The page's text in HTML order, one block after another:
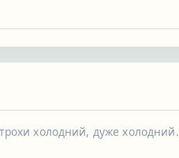
холодний, дуже холодний.